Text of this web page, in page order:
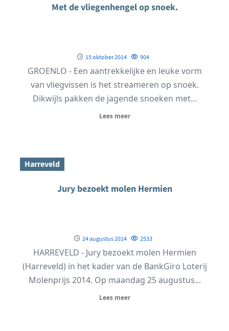
Met de vliegenhengel op snoek.
15 oktober 2014 904
GROENLO - Een aantrekkelijke en leuke vorm
van vliegvissen is het streameren op snoek.
Dikwijls pakken de jagende snoeken met...
Lees meer
Harreveld
Jury bezoekt molen Hermien
24 augustus 2014 2533
HARREVELD - Jury bezoekt molen Hermien
(Harreveld) in het kader van de BankGiro Loterij
Molenprijs 2014. Op maandag 25 augustus...
Lees meer